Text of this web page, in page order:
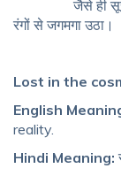
जैसे ही सूरज
रंगों से जगमगा उठा।
Lost in the
English
reality.
Hindi Meaning: